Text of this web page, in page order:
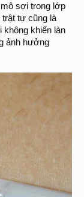
sợi trong lớp
tự cũng là
không khiến làn
ảnh hưởng